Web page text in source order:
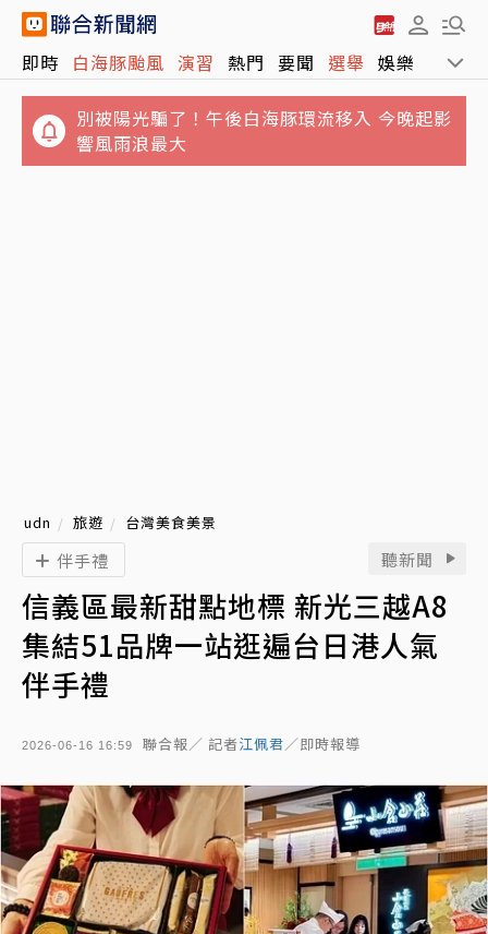
即時 白海豚颱風 演習 熱門 要聞 選舉 娛樂 運動
別被陽光騙了！午後白海豚環流移入 今晚起影
響風雨浪最大
udn 旅遊 台灣美食美景
聽新聞
信義區最新甜點地標 新光三越A8
集結51品牌一站逛遍台日港人氣
伴手禮
2026-06-16 16:59 聯合報／ 記者江佩君／即時報導
伴手禮